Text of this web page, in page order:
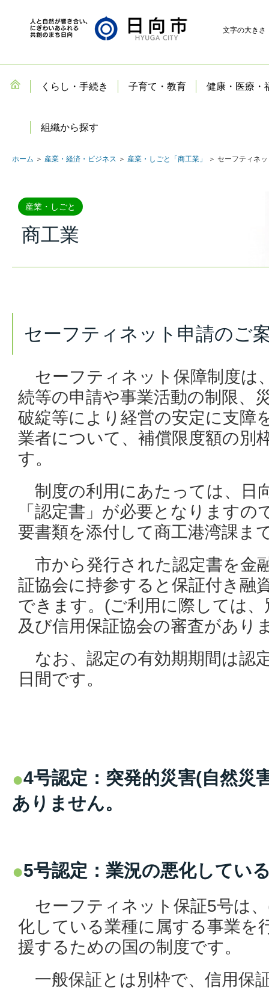
文字の大きさ
くらし・手続き 子育て・教育 健康・医療・
組織から探す
ホーム ＞ 産業・経済・ビジネス ＞ 産業・しごと「商工業」 ＞ セーフティネ
産業・しごと
商工業
セーフティネット申請のご
セーフティネット保障制度は
続等の申請や事業活動の制限、
破綻等により経営の安定に支障
業者について、補償限度額の別
す。
制度の利用にあたっては、日
「認定書」が必要となりますの
要書類を添付して商工港湾課ま
市から発行された認定書を金
証協会に持参すると保証付き融
できます。(ご利用に際しては
及び信用保証協会の審査があり
なお、認定の有効期期間は認
日間です。
4号認定：突発的災害(自然災
ありません。
5号認定：業況の悪化してい
セーフティネット保証5号は
化している業種に属する事業を
援するための国の制度です。
一般保証とは別枠で、信用保